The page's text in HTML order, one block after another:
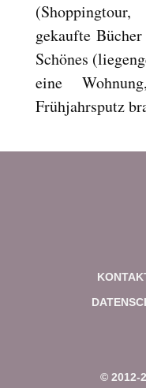
gekaufte
Schönes
eine
Frühjahrsputz
© 2012-